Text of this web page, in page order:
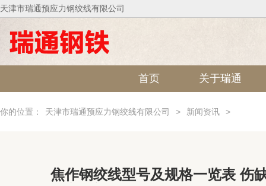
天津市瑞通预应力钢绞线有限公司
首页 关于瑞通
你的位置： 天津市瑞通预应力钢绞线有限公司 > 新闻资讯 >
焦作钢绞线型号及规格一览表 伤